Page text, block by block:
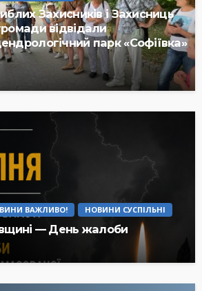
Захисників і Захисниць
відвідали
парк «Софіївка»
ВАЖЛИВО! НОВИНИ СУСПІЛЬНІ
— День жалоби